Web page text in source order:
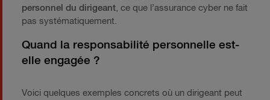
personnel du dirigeant , ce que l’assurance cyber ne fait
pas systématiquement.
Quand la responsabilité personnelle est-
elle engagée ?
Voici quelques exemples concrets où un dirigeant peut